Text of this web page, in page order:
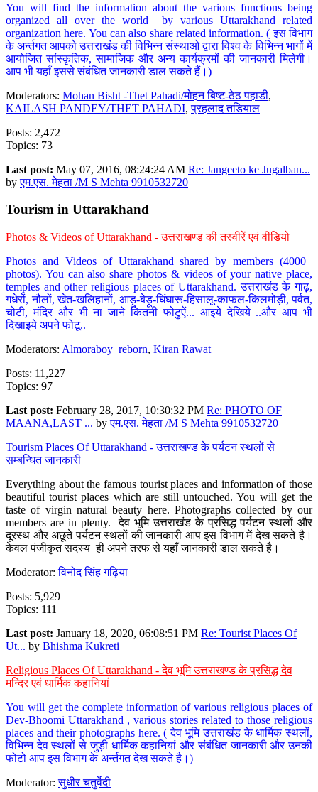
You will find the information about the various functions being
organized all over the world by various Uttarakhand related
organization here. You can also share related information. ( इस विभाग
के अर्न्तगत आपको उत्तराखंड की विभिन्न संस्थाओ द्वारा विश्व के विभिन्न भागों में
आयोजित सांस्कृतिक, सामाजिक और अन्य कार्यक्रमों की जानकारी मिलेगी।
आप भी यहाँ इससे संबंधित जानकारी डाल सकते हैं।)
Moderators: Mohan Bisht -Thet Pahadi/मोहन बिष्ट-ठेठ पहाडी,
KAILASH PANDEY/THET PAHADI,प्रहलाद तडियाल
Posts: 2,472
Topics: 73
Last post: May 07, 2016, 08:24:24 AM Re: Jangeeto ke Jugalban...
byएम.एस. मेहता /M S Mehta 9910532720
Tourism in Uttarakhand
Photos & Videos of Uttarakhand - उत्तराखण्ड की तस्वीरें एवं वीडियो
Photos and Videos of Uttarakhand shared by members (4000+
photos). You can also share photos & videos of your native place,
temples and other religious places of Uttarakhand. उत्तराखंड के गाढ़,
गधेरों, नौलों, खेत-खलिहानों, आड़ू-बेड़ू-घिंघारू-हिसालू-काफल-किलमोड़ी, पर्वत,
चोटी, मंदिर और भी ना जाने कितनी फोटुऐं... आइये देखिये ..और आप भी
दिखाइये अपने फोटू..
Moderators: Almoraboy_reborn, Kiran Rawat
Posts: 11,227
Topics: 97
Last post: February 28, 2017, 10:30:32 PM Re: PHOTO OF
MAANA,LAST ... byएम.एस. मेहता /M S Mehta 9910532720
Tourism Places Of Uttarakhand - उत्तराखण्ड के पर्यटन स्थलों से
सम्बन्धित जानकारी
Everything about the famous tourist places and information of those
beautiful tourist places which are still untouched. You will get the
taste of virgin natural beauty here. Photographs collected by our
members are in plenty. देव भूमि उत्तराखंड के प्रसिद्ध पर्यटन स्थलों और
दूरस्थ और अछूते पर्यटन स्थलों की जानकारी आप इस विभाग में देख सकते है।
केवल पंजीकृत सदस्य ही अपने तरफ से यहाँ जानकारी डाल सकते है।
Moderator:विनोद सिंह गढ़िया
Posts: 5,929
Topics: 111
Last post: January 18, 2020, 06:08:51 PM Re: Tourist Places Of
Ut... by Bhishma Kukreti
Religious Places Of Uttarakhand - देव भूमि उत्तराखण्ड के प्रसिद्ध देव
मन्दिर एवं धार्मिक कहानियां
You will get the complete information of various religious places of
Dev-Bhoomi Uttarakhand , various stories related to those religious
places and their photographs here. ( देव भूमि उत्तराखंड के धार्मिक स्थलों,
विभिन्न देव स्थलों से जुड़ी धार्मिक कहानियां और संबंधित जानकारी और उनकी
फोटो आप इस विभाग के अर्न्तगत देख सकते है।)
Moderator:सुधीर चतुर्वेदी